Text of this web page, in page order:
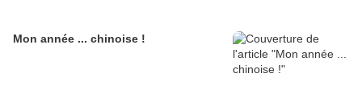
Mon année ... chinoise !